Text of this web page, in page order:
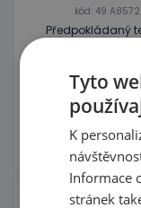
kód: 49 A8572
Předpokládaný
Do košíku
Skladem
Podložky
Tyto
K
Informace
stránek